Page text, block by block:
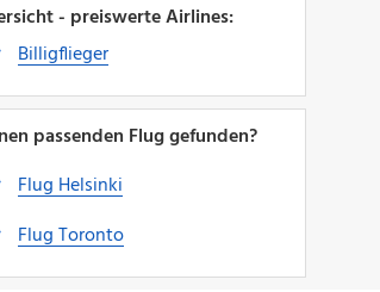
- preiswerte Airlines:
Billigflieger
passenden Flug gefunden?
Flug Helsinki
Flug Toronto